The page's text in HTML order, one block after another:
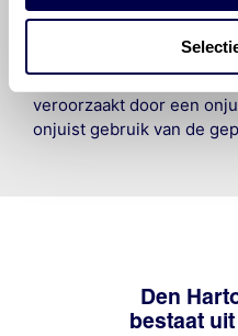
om de vereiste
vrijwaart en
Energiesvoor enig
veroorzaakt door een
onjuist gebruik van de
Den
bestaat uit